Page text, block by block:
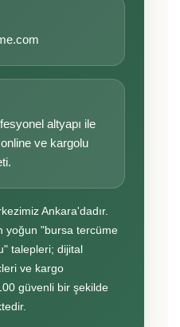
altyapı ile
ve kargolu
Ankara'dadır.
yoğun "bursa tercüme
talepleri; dijital
ve kargo
güvenli bir şekilde